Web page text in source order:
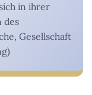
in ihrer
des
Gesellschaft